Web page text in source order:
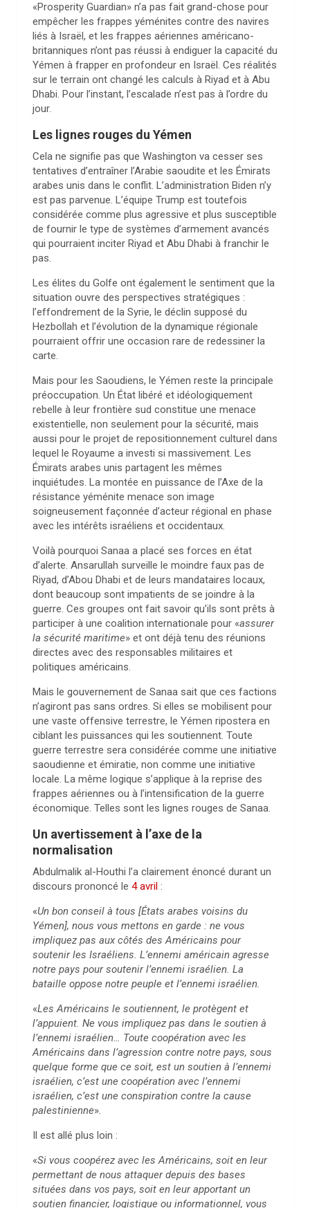
«Prosperity Guardian» n’a pas fait grand-chose pour
empêcher les frappes yéménites contre des navires
liés à Israël, et les frappes aériennes américano-
britanniques n’ont pas réussi à endiguer la capacité du
Yémen à frapper en profondeur en Israël. Ces réalités
sur le terrain ont changé les calculs à Riyad et à Abu
Dhabi. Pour l’instant, l’escalade n’est pas à l’ordre du
jour.
Les lignes rouges du Yémen
Cela ne signifie pas que Washington va cesser ses
tentatives d’entraîner l’Arabie saoudite et les Émirats
arabes unis dans le conflit. L’administration Biden n’y
est pas parvenue. L’équipe Trump est toutefois
considérée comme plus agressive et plus susceptible
de fournir le type de systèmes d’armement avancés
qui pourraient inciter Riyad et Abu Dhabi à franchir le
pas.
Les élites du Golfe ont également le sentiment que la
situation ouvre des perspectives stratégiques :
l’effondrement de la Syrie, le déclin supposé du
Hezbollah et l’évolution de la dynamique régionale
pourraient offrir une occasion rare de redessiner la
carte.
Mais pour les Saoudiens, le Yémen reste la principale
préoccupation. Un État libéré et idéologiquement
rebelle à leur frontière sud constitue une menace
existentielle, non seulement pour la sécurité, mais
aussi pour le projet de repositionnement culturel dans
lequel le Royaume a investi si massivement. Les
Émirats arabes unis partagent les mêmes
inquiétudes. La montée en puissance de l’Axe de la
résistance yéménite menace son image
soigneusement façonnée d’acteur régional en phase
avec les intérêts israéliens et occidentaux.
Voilà pourquoi Sanaa a placé ses forces en état
d’alerte. Ansarullah surveille le moindre faux pas de
Riyad, d’Abou Dhabi et de leurs mandataires locaux,
dont beaucoup sont impatients de se joindre à la
guerre. Ces groupes ont fait savoir qu’ils sont prêts à
participer à une coalition internationale pour «assurer
la sécurité maritime» et ont déjà tenu des réunions
directes avec des responsables militaires et
politiques américains.
Mais le gouvernement de Sanaa sait que ces factions
n’agiront pas sans ordres. Si elles se mobilisent pour
une vaste offensive terrestre, le Yémen ripostera en
ciblant les puissances qui les soutiennent. Toute
guerre terrestre sera considérée comme une initiative
saoudienne et émiratie, non comme une initiative
locale. La même logique s’applique à la reprise des
frappes aériennes ou à l’intensification de la guerre
économique. Telles sont les lignes rouges de Sanaa.
Un avertissement à l’axe de la
normalisation
Abdulmalik al-Houthi l’a clairement énoncé durant un
discours prononcé le 4 avril :
«Un bon conseil à tous [États arabes voisins du
Yémen], nous vous mettons en garde : ne vous
impliquez pas aux côtés des Américains pour
soutenir les Israéliens. L’ennemi américain agresse
notre pays pour soutenir l’ennemi israélien. La
bataille oppose notre peuple et l’ennemi israélien.
«Les Américains le soutiennent, le protègent et
l’appuient. Ne vous impliquez pas dans le soutien à
l’ennemi israélien… Toute coopération avec les
Américains dans l’agression contre notre pays, sous
quelque forme que ce soit, est un soutien à l’ennemi
israélien, c’est une coopération avec l’ennemi
israélien, c’est une conspiration contre la cause
palestinienne».
Il est allé plus loin :
«Si vous coopérez avec les Américains, soit en leur
permettant de nous attaquer depuis des bases
situées dans vos pays, soit en leur apportant un
soutien financier, logistique ou informationnel, vous